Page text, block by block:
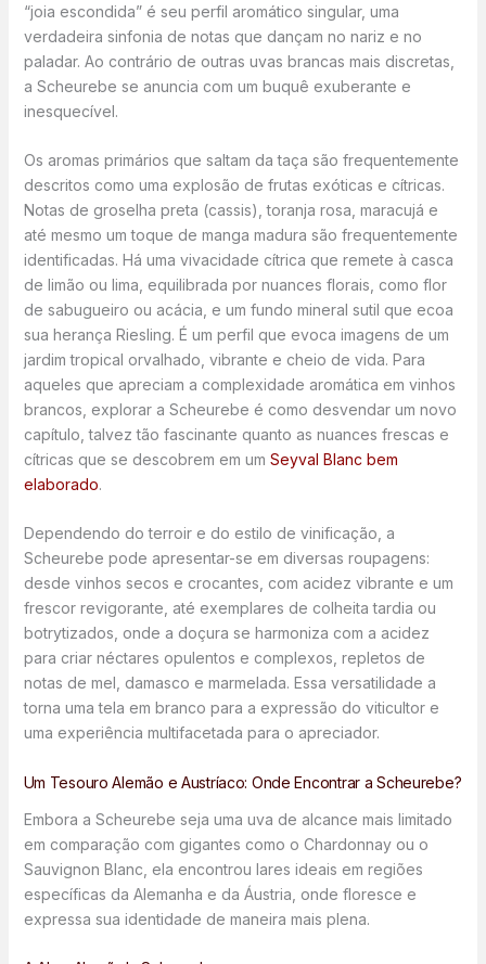
“joia escondida” é seu perfil aromático singular, uma
verdadeira sinfonia de notas que dançam no nariz e no
paladar. Ao contrário de outras uvas brancas mais discretas,
a Scheurebe se anuncia com um buquê exuberante e
inesquecível.
Os aromas primários que saltam da taça são frequentemente
descritos como uma explosão de frutas exóticas e cítricas.
Notas de groselha preta (cassis), toranja rosa, maracujá e
até mesmo um toque de manga madura são frequentemente
identificadas. Há uma vivacidade cítrica que remete à casca
de limão ou lima, equilibrada por nuances florais, como flor
de sabugueiro ou acácia, e um fundo mineral sutil que ecoa
sua herança Riesling. É um perfil que evoca imagens de um
jardim tropical orvalhado, vibrante e cheio de vida. Para
aqueles que apreciam a complexidade aromática em vinhos
brancos, explorar a Scheurebe é como desvendar um novo
capítulo, talvez tão fascinante quanto as nuances frescas e
cítricas que se descobrem em um Seyval Blanc bem
elaborado.
Dependendo do terroir e do estilo de vinificação, a
Scheurebe pode apresentar-se em diversas roupagens:
desde vinhos secos e crocantes, com acidez vibrante e um
frescor revigorante, até exemplares de colheita tardia ou
botrytizados, onde a doçura se harmoniza com a acidez
para criar néctares opulentos e complexos, repletos de
notas de mel, damasco e marmelada. Essa versatilidade a
torna uma tela em branco para a expressão do viticultor e
uma experiência multifacetada para o apreciador.
Um Tesouro Alemão e Austríaco: Onde Encontrar a Scheurebe?
Embora a Scheurebe seja uma uva de alcance mais limitado
em comparação com gigantes como o Chardonnay ou o
Sauvignon Blanc, ela encontrou lares ideais em regiões
específicas da Alemanha e da Áustria, onde floresce e
expressa sua identidade de maneira mais plena.